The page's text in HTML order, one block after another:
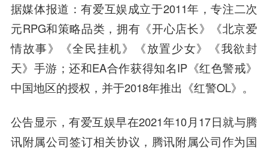
据媒体报道：有爱互娱成立于2011年，专注二次
元RPG和策略品类，拥有《开心店长》《北京爱
情故事》《全民挂机》《放置少女》《我欲封
天》手游；还和EA合作获得知名IP《红色警戒》
中国地区的授权，并于2018年推出《红警OL》。
公告显示，有爱互娱早在2021年10月17日就与腾
讯附属公司签订相关协议，腾讯附属公司作为国